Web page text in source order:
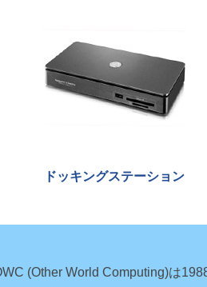
ドッキングステーション
(Other World Computing)は